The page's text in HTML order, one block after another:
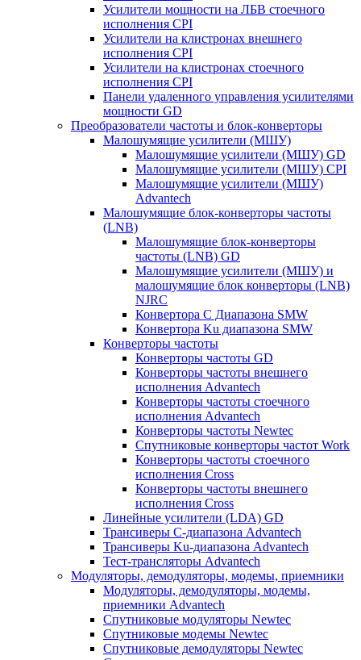
Усилители мощности на ЛБВ стоечного
исполнения CPI
Усилители на клистронах внешнего
исполнения CPI
Усилители на клистронах стоечного
исполнения CPI
Панели удаленного управления усилителями
мощности GD
Преобразователи частоты и блок-конверторы
Малошумящие усилители (МШУ)
Малошумящие усилители (МШУ) GD
Малошумящие усилители (МШУ) CPI
Малошумящие усилители (МШУ)
Advantech
Малошумящие блок-конверторы частоты
(LNB)
Малошумящие блок-конверторы
частоты (LNB) GD
Малошумящие усилители (МШУ) и
малошумящие блок конверторы (LNB)
NJRC
Конвертора C Диапазона SMW
Конвертора Ku диапазона SMW
Конверторы частоты
Конверторы частоты GD
Конверторы частоты внешнего
исполнения Advantech
Конверторы частоты стоечного
исполнения Advantech
Конверторы частоты Newtec
Спутниковые конверторы частот Work
Конверторы частоты стоечного
исполнения Cross
Конверторы частоты внешнего
исполнения Cross
Линейные усилители (LDA) GD
Трансиверы С-диапазона Advantech
Трансиверы Ku-диапазона Advantech
Тест-трансляторы Advantech
Модуляторы, демодуляторы, модемы, приемники
Модуляторы, демодуляторы, модемы,
приемники Advantech
Спутниковые модуляторы Newtec
Спутниковые модемы Newtec
Спутниковые демодуляторы Newtec